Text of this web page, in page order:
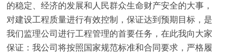
的稳定、经济的发展和人民群众生命财产安全的大事，
对建设工程质量进行有效控制，保证达到预期目标，是
我们监理公司进行工程管理的首要任务，在此我向大家
保证：我公司将按照国家规范标准和合同要求，严格履